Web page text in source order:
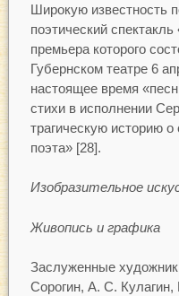
Широкую известность
поэтический
премьера которого
Губернском театре 6
настоящее время
стихи в исполнении
трагическую историю о
поэта» [28].
Изобразительное
Живопись и графика
Заслуженные
Сорогин, А. С.